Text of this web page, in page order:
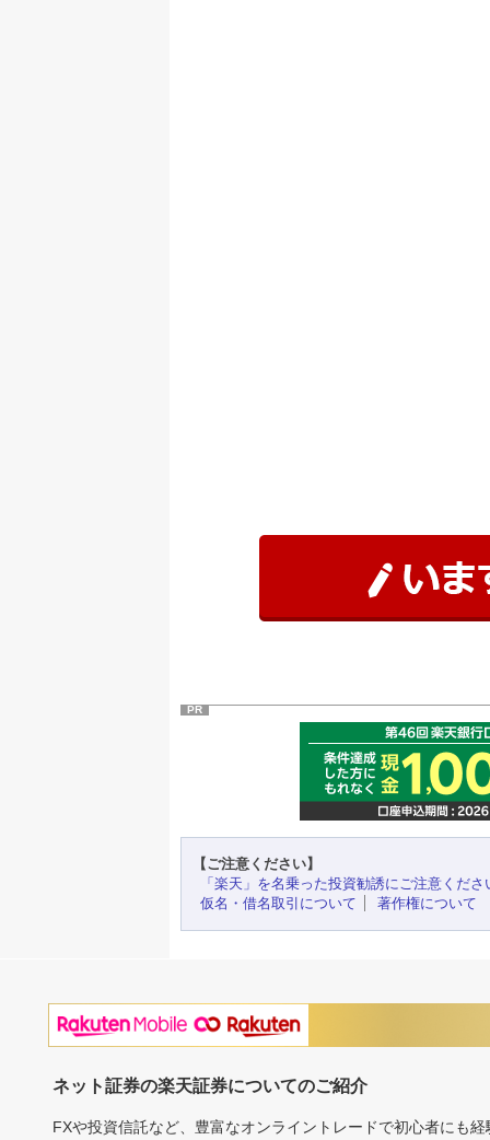
PR
【ご注意ください】
「楽天」を名乗った投資勧誘にご注意くださ
仮名・借名取引について
著作権について
ネット証券の楽天証券についてのご紹介
FXや投資信託など、豊富なオンライントレードで初心者にも